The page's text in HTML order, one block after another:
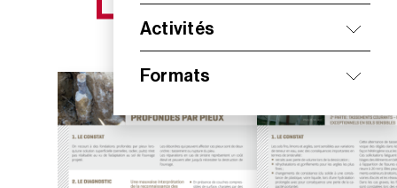
Activités
Formats
NOS NOUVEAUTÉS